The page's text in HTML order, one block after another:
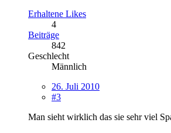
Erhaltene Likes
4
Beiträge
842
Geschlecht
Männlich
26. Juli 2010
#3
Man sieht wirklich das sie sehr viel